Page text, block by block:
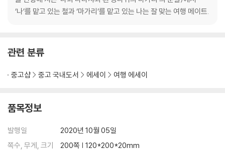
2층 침대 114
마샤와 쌍둥이 122
러시아 비자 126
도난 사고 128
야로슬라블역 134
붉은 광장 144
성 바실리 대성당 146
‘나’를 맡고 있는 철과 ‘마가리’를 맡고 있는 나는 잘 맞는 여행 메이트.
관련 분류
중고샵 중고 국내도서 에세이 여행 에세이
품목정보
발행일
2020년 10월 05일
쪽수, 무게, 크기
200쪽 | 120*200*20mm